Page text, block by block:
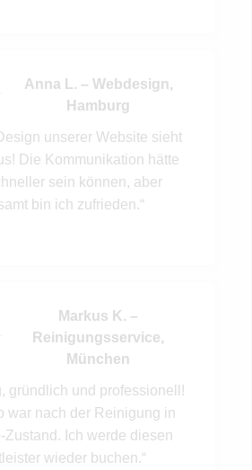
Anna L. – Webdesign,
Hamburg
unserer Website sieht
Die Kommunikation hätte
sein können, aber
bin ich zufrieden.“
Markus K. –
Reinigungsservice,
München
gründlich und professionell!
war nach der Reinigung in
Zustand. Ich werde diesen
wieder buchen.“